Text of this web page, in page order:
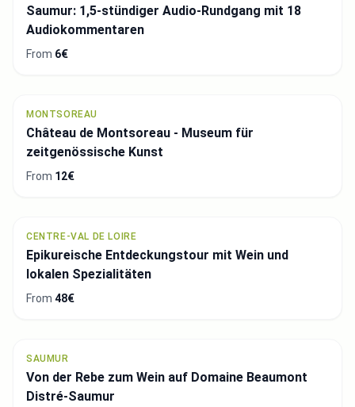
Saumur: 1,5-stündiger Audio-Rundgang mit 18
Audiokommentaren
From 6€
MONTSOREAU
Château de Montsoreau - Museum für
zeitgenössische Kunst
From 12€
CENTRE-VAL DE LOIRE
Epikureische Entdeckungstour mit Wein und
lokalen Spezialitäten
From 48€
SAUMUR
Von der Rebe zum Wein auf Domaine Beaumont
Distré-Saumur